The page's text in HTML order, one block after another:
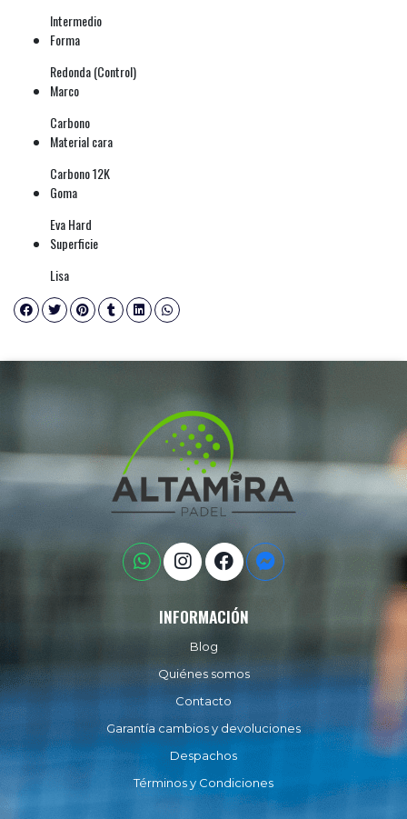
Intermedio
Forma
Redonda (Control)
Marco
Carbono
Material cara
Carbono 12K
Goma
Eva Hard
Superficie
Lisa
INFORMACIÓN
Blog
Quiénes somos
Contacto
Garantía cambios y devoluciones
Despachos
Términos y Condiciones